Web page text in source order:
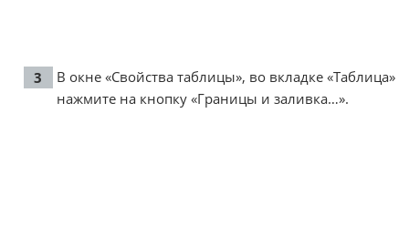
В окне «Свойства таблицы», во вкладке «Таблица»
нажмите на кнопку «Границы и заливка…».